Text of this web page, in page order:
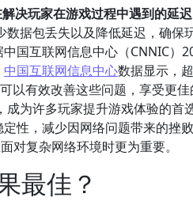
决玩家在游戏过程中遇到的延
据包丢失以及降低延迟，确保
国互联网信息中心（CNNIC）
中国互联网信息中心数据显示，
以有效改善这些问题，享受更
为许多玩家提升游戏体验的首
性，减少因网络问题带来的挫败
对复杂网络环境时更为重要。
最佳？